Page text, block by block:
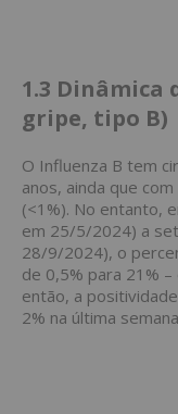
1.3 Dinâmica
gripe, tipo B)
O Influenza B tem
anos, ainda que
(<1%). No entanto,
em 25/5/2024) a
28/9/2024), o
de 0,5% para 21%
então, a
2% na última